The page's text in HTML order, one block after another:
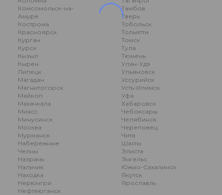
Комсомольск-на-
Амуре
Кострома
Красноярск
Курган
Курск
Кызыл
Кырен
Липецк
Магадан
Магнитогорск
Майкоп
Махачкала
Миасс
Минусинск
Москва
Мурманск
Набережные
Челны
Назрань
Нальчик
Находка
Нерюнгри
Нефтеюганск
Тамбов
Тверь
Тобольск
Тольятти
Томск
Тула
Тюмень
Улан-Удэ
Ульяновск
Уссурийск
Усть-Илимск
Уфа
Хабаровск
Чебоксары
Челябинск
Череповец
Чита
Шахты
Элиста
Энгельс
Южно-Сахалинск
Якутск
Ярославль